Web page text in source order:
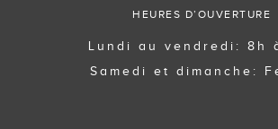
HEURES D’OUVERTURE
Lundi au vendredi: 8h
Samedi et dimanche: